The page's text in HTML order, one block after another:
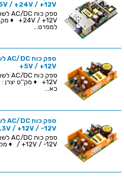
/ +24V / +12V
למפרט...
+5V / +12V
כא...
/ +12V / -12V
/ +12V / -12V ♦ מק''ט יצרן : SDS60UT00 למפרט מ...